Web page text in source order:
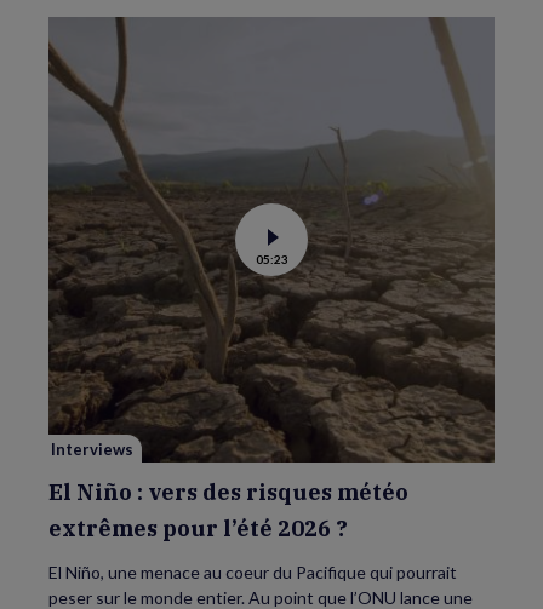
Voir
la
vidéo
de
El
:
vers
des
risques
météo
extrêmes
pour
l’été
2026
05:23
Interviews
El Niño : vers des risques météo
extrêmes pour l’été 2026 ?
El Niño, une menace au coeur du Pacifique qui pourrait
peser sur le monde entier. Au point que l’ONU lance une